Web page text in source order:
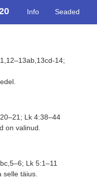
Info Seaded
14;
Lk 4:38–44
on valinud.
Lk 5:1–11
täius.